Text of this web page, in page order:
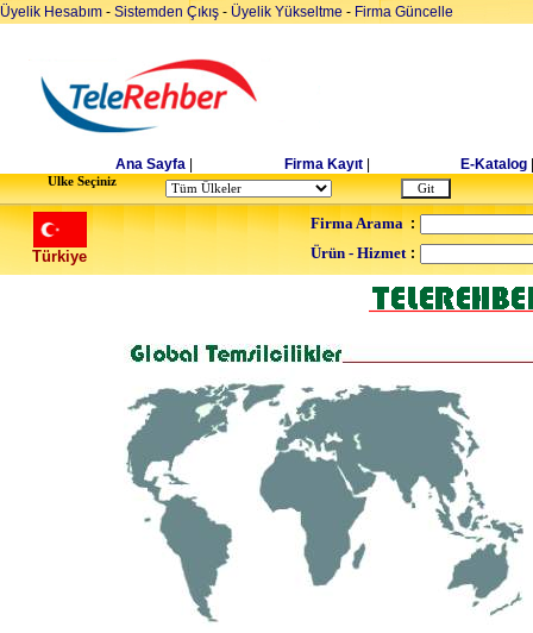
Üyelik Hesabım - Sistemden Çıkış - Üyelik Yükseltme - Firma Güncelle
Ana Sayfa Firma Kayıt E-Katalog
Ulke Seçiniz
Türkiye
Firma Arama :
Ürün - Hizmet :